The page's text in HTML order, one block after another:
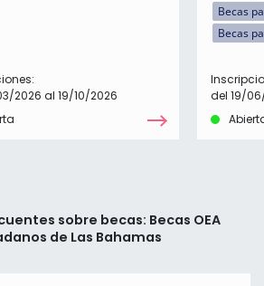
2026 al 19/10/2026
Becas
Becas
del 19/
sobre becas: Becas OEA
de Las Bahamas